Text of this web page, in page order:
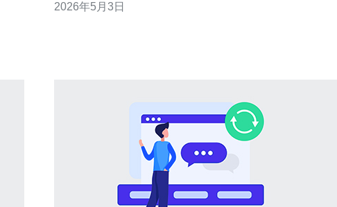
安全等角度给出可执行的优化建议。 首先，网络层面要选
2026年5月3日